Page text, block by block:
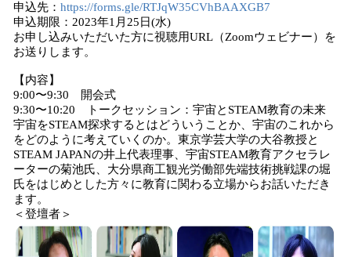
申込先： https://forms.gle/RTJqW35CVhBAAXGB7
申込期限：2023年1月25日(水)
お申し込みいただいた方に視聴用URL（Zoomウェビナー）を
お送りします。
【内容】
9:00〜9:30 開会式
9:30〜10:20 トークセッション：宇宙とSTEAM教育の未来
宇宙をSTEAM探求するとはどういうことか、宇宙のこれから
をどのように考えていくのか。東京学芸大学の大谷教授と
STEAM JAPANの井上代表理事、宇宙STEAM教育アクセラレ
ーターの菊池氏、大分県商工観光労働部先端技術挑戦課の堀
氏をはじめとした方々に教育に関わる立場からお話いただき
ます。
＜登壇者＞